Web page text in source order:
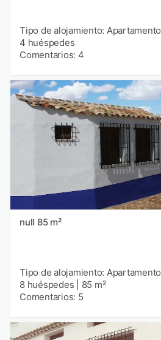
Tipo de alojamiento: Apartamento
4 huéspedes
Comentarios: 4
null 85 m²
Tipo de alojamiento: Apartamento
8 huéspedes
85 m²
Comentarios: 5